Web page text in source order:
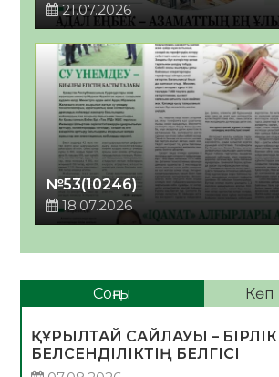
21.07.2026
№53(10246)
18.07.2026
Соңғы Көп
ҚҰРЫЛТАЙ САЙЛАУЫ –
БЕЛСЕНДІЛІКТІҢ БЕЛГІСІ